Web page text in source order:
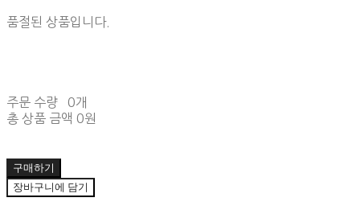
품절된 상품입니다.
주문 수량
0개
총 상품 금액 0원
구매하기
장바구니에 담기